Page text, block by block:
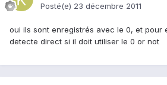
Posté(e) 23 décembre 2011
oui ils sont enregistrés avec le 0, et pour
detecte direct si il doit utiliser le 0 or not